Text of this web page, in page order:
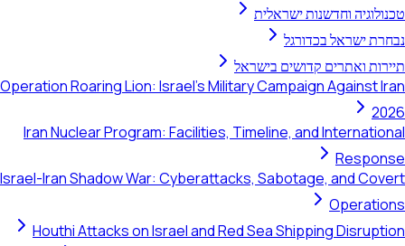
וחדשנות ישראלית
ישראל בכדורגל
ואתרים קדושים בישראל
Operation Roaring Lion: Israel's Military Campaign Against
Iran Nuclear Program: Facilities, Timeline, and
Israel-Iran Shadow War: Cyberattacks, Sabotage, and
Houthi Attacks on Israel and Red Sea Shipping